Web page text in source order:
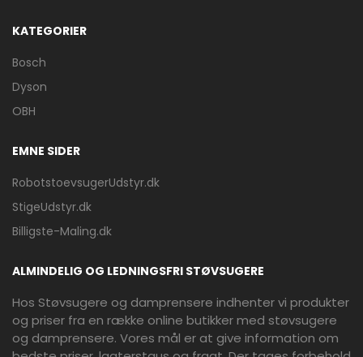
KATEGORIER
Bosch
Dyson
OBH
EMNE SIDER
RobotstoevsugerUdstyr.dk
StigeUdstyr.dk
Billigste-Maling.dk
ALMINDELIG OG LEDNINGSFRI STØVSUGERE
Hos Støvsugere og damprensere indhenter vi produkter
og priser fra en række online butikker med støvsugere
og damprensere. Vores mål er at give information om